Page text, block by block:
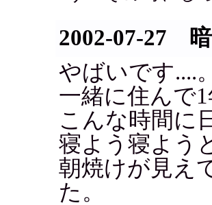
2002-07-27
やばいです....。
一緒に住んで
こんな時間に
寝よう寝よう
朝焼けが見え
た。